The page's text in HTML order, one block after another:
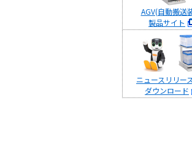
AGV(自動搬送
製品サイト
ニュースリリー
ダウンロード